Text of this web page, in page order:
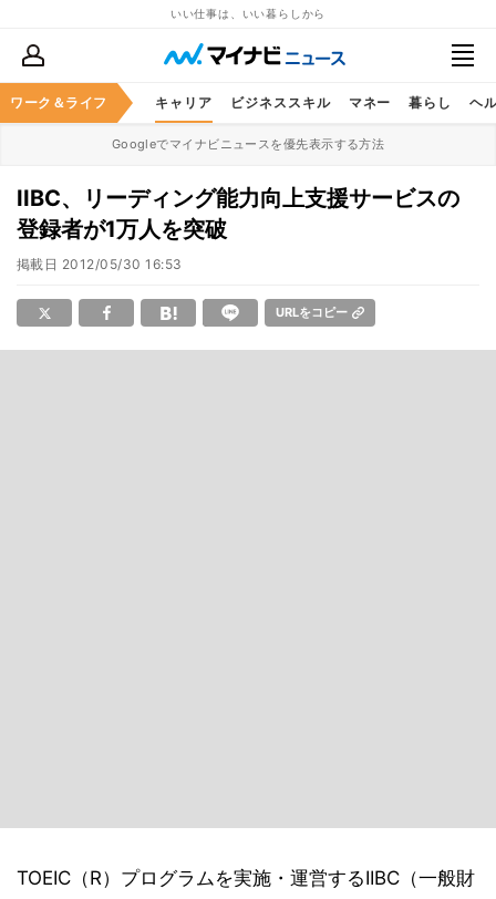
いい仕事は、いい暮らしから
ワーク＆ライフ キャリア ビジネススキル マネー 暮らし ヘ
Googleでマイナビニュースを優先表示する方法
IIBC、リーディング能力向上支援サービスの
登録者が1万人を突破
掲載日 2012/05/30 16:53
URLをコピー
TOEIC（R）プログラムを実施・運営するIIBC（一般財